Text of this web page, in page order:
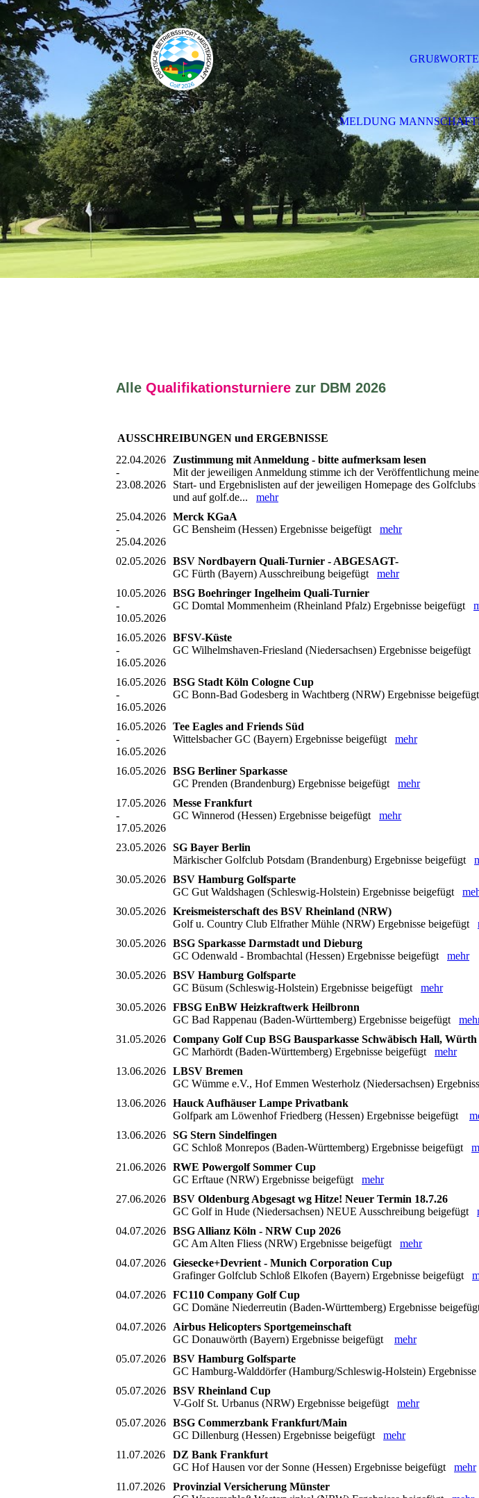
Alle Qualifikationsturniere zur DBM 2026
AUSSCHREIBUNGEN und ERGEBNISSE
22.04.2026
-
23.08.2026
Zustimmung mit Anmeldung - bitte aufmerksam lesen
Mit der jeweiligen Anmeldung stimme ich der Veröffentlichung
Start- und Ergebnislisten auf der jeweiligen Homepage des
und auf golf.de... mehr
25.04.2026
-
25.04.2026
Merck KGaA
GC Bensheim (Hessen) Ergebnisse beigefügt mehr
02.05.2026 BSV Nordbayern Quali-Turnier - ABGESAGT-
GC Fürth (Bayern) Ausschreibung beigefügt mehr
10.05.2026
-
10.05.2026
BSG Boehringer Ingelheim Quali-Turnier
GC Domtal Mommenheim (Rheinland Pfalz) Ergebnisse beigefügt
16.05.2026
-
16.05.2026
BFSV-Küste
GC Wilhelmshaven-Friesland (Niedersachsen) Ergebnisse beigefügt
16.05.2026
-
16.05.2026
BSG Stadt Köln Cologne Cup
GC Bonn-Bad Godesberg in Wachtberg (NRW) Ergebnisse
16.05.2026
-
16.05.2026
Tee Eagles and Friends Süd
Wittelsbacher GC (Bayern) Ergebnisse beigefügt mehr
16.05.2026 BSG Berliner Sparkasse
GC Prenden (Brandenburg) Ergebnisse beigefügt mehr
17.05.2026
-
17.05.2026
Messe Frankfurt
GC Winnerod (Hessen) Ergebnisse beigefügt mehr
23.05.2026 SG Bayer Berlin
Märkischer Golfclub Potsdam (Brandenburg) Ergebnisse beigefügt
30.05.2026 BSV Hamburg Golfsparte
GC Gut Waldshagen (Schleswig-Holstein) Ergebnisse beigefügt
30.05.2026 Kreismeisterschaft des BSV Rheinland (NRW)
Golf u. Country Club Elfrather Mühle (NRW) Ergebnisse beigefügt
30.05.2026 BSG Sparkasse Darmstadt und Dieburg
GC Odenwald - Brombachtal (Hessen) Ergebnisse beigefügt mehr
30.05.2026 BSV Hamburg Golfsparte
GC Büsum (Schleswig-Holstein) Ergebnisse beigefügt mehr
30.05.2026 FBSG EnBW Heizkraftwerk Heilbronn
GC Bad Rappenau (Baden-Württemberg) Ergebnisse beigefügt
31.05.2026 Company Golf Cup BSG Bausparkasse Schwäbisch Hall, Würth
GC Marhördt (Baden-Württemberg) Ergebnisse beigefügt mehr
13.06.2026 LBSV Bremen
GC Wümme e.V., Hof Emmen Westerholz (Niedersachsen)
13.06.2026 Hauck Aufhäuser Lampe Privatbank
Golfpark am Löwenhof Friedberg (Hessen) Ergebnisse beigefügt
13.06.2026 SG Stern Sindelfingen
GC Schloß Monrepos (Baden-Württemberg) Ergebnisse beigefügt
21.06.2026 RWE Powergolf Sommer Cup
GC Erftaue (NRW) Ergebnisse beigefügt mehr
27.06.2026 BSV Oldenburg Abgesagt wg Hitze! Neuer Termin 18.7.26
GC Golf in Hude (Niedersachsen) NEUE Ausschreibung beigefügt
04.07.2026 BSG Allianz Köln - NRW Cup 2026
GC Am Alten Fliess (NRW) Ergebnisse beigefügt mehr
04.07.2026 Giesecke+Devrient - Munich Corporation Cup
Grafinger Golfclub Schloß Elkofen (Bayern) Ergebnisse beigefügt
04.07.2026 FC110 Company Golf Cup
GC Domäne Niederreutin (Baden-Württemberg) Ergebnisse
04.07.2026
Airbus Helicopters Sportgemeinschaft
GC Donauwörth (Bayern) Ergebnisse beigefügt mehr
05.07.2026 BSV Hamburg Golfsparte
GC Hamburg-Walddörfer (Hamburg/Schleswig-Holstein)
05.07.2026 BSV Rheinland Cup
V-Golf St. Urbanus (NRW) Ergebnisse beigefügt mehr
05.07.2026 BSG Commerzbank Frankfurt/Main
GC Dillenburg (Hessen) Ergebnisse beigefügt mehr
11.07.2026
DZ Bank Frankfurt
GC Hof Hausen vor der Sonne (Hessen) Ergebnisse beigefügt mehr
11.07.2026
Provinzial Versicherung Münster
GRUßWORTE
MELDUNG